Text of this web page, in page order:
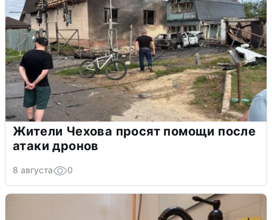
Жители Чехова просят помощи после
атаки дронов
8 августа 0